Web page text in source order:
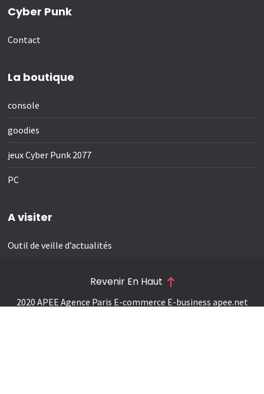
Cyber Punk
Contact
La boutique
console
goodies
jeux Cyber Punk 2077
PC
A visiter
Outil de veille d’actualités
2020 APEE Agence Paris E-commerce E-business apee.net
Revenir En Haut